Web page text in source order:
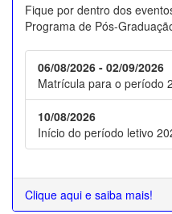
Fique por dentro dos
Programa de Pós-
06/08/2026 - 02/09/2026
Matrícula para o período
10/08/2026
Início do período letivo
Clique aqui e saiba mais!